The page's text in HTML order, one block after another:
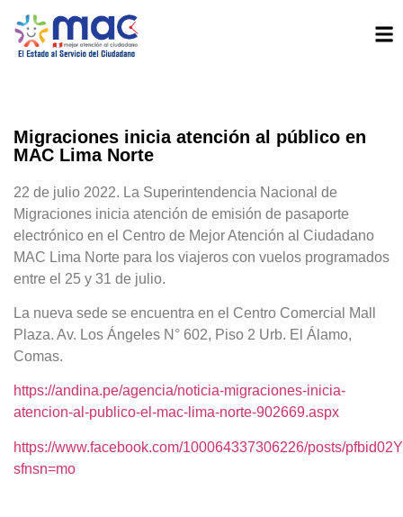
Migraciones inicia atención al público en
MAC Lima Norte
22 de julio 2022. La Superintendencia Nacional de
Migraciones inicia atención de emisión de pasaporte
electrónico en el Centro de Mejor Atención al Ciudadano
MAC Lima Norte para los viajeros con vuelos programados
entre el 25 y 31 de julio.
La nueva sede se encuentra en el Centro Comercial Mall
Plaza. Av. Los Ángeles N° 602, Piso 2 Urb. El Álamo,
Comas.
https://andina.pe/agencia/noticia-migraciones-inicia-
atencion-al-publico-el-mac-lima-norte-902669.aspx
https://www.facebook.com/100064337306226/posts/
sfnsn=mo